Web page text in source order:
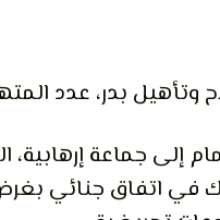
بدر، عدد المتهمين
إلى جماعة إرهابية،
في اتفاق جنائي